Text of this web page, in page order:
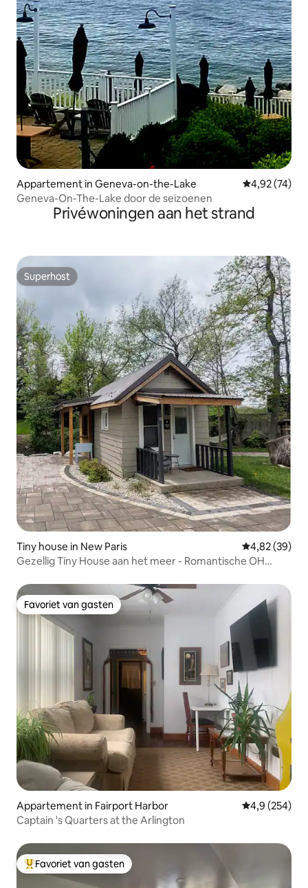
Appartement in Geneva-on-the-Lake Gemiddelde
4,92 (74)
Geneva-On-The-Lake door de seizoenen
Privéwoningen aan het strand
Superhost
Superhost
Tiny house in New Paris Gemiddelde
4,82 (39)
Gezellig Tiny House aan het meer - Romantische OH
Favoriet van gasten
Favoriet van gasten
Appartement in Fairport Harbor Gemiddelde
4,9 (254)
Captain 's Quarters at the Arlington
Topfavoriet van gasten
Favoriet van gasten